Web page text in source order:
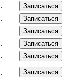
Записаться
Записаться
Записаться
Записаться
Записаться
Записаться